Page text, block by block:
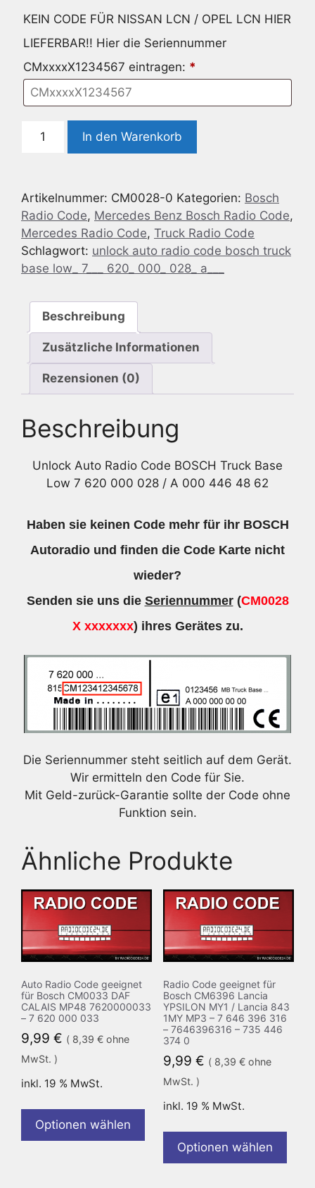
KEIN CODE FÜR NISSAN LCN / OPEL LCN HIER
LIEFERBAR!! Hier die Seriennummer
CMxxxxX1234567 eintragen: *
Radio
für
Bosch
Truck
Base
Low
620
000
000
48
Menge
In den Warenkorb
Artikelnummer: CM0028-0 Kategorien: Bosch
Radio Code, Mercedes Benz Bosch Radio Code,
Mercedes Radio Code, Truck Radio Code
Schlagwort: unlock auto radio code bosch truck
base low_ 7___ 620_ 000_ 028_ a___
Beschreibung
Zusätzliche Informationen
Rezensionen (0)
Beschreibung
Unlock Auto Radio Code BOSCH Truck Base
Low 7 620 000 028 / A 000 446 48 62
Haben sie keinen Code mehr für ihr BOSCH
Autoradio und finden die Code Karte nicht
wieder?
Senden sie uns die Seriennummer(CM0028
X xxxxxxx) ihres Gerätes zu.
Die Seriennummer steht seitlich auf dem Gerät.
Wir ermitteln den Code für Sie.
Mit Geld-zurück-Garantie sollte der Code ohne
Funktion sein.
Ähnliche Produkte
Auto Radio Code geeignet
für Bosch CM0033 DAF
CALAIS MP48 7620000033
– 7 620 000 033
9,99 € ( 8,39 € ohne
MwSt. )
inkl. 19 % MwSt.
Optionen wählen
Radio Code geeignet für
Bosch CM6396 Lancia
YPSILON MY1 / Lancia 843
1MY MP3 – 7 646 396 316
– 7646396316 – 735 446
374 0
9,99 € ( 8,39 €ohne
MwSt. )
inkl. 19 % MwSt.
Optionen wählen